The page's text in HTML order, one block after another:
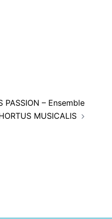
PASSION – Ensemble
MUSICALIS